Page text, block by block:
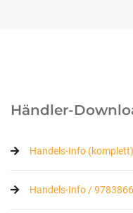
Händler-
Handels-Info
Handels-Info /